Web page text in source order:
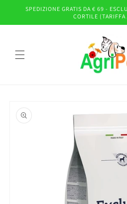
direttamente
SPEDIZIONE GRATIS DA € 69 -
CORTILE (TARIFFA
informazioni
sul prodotto